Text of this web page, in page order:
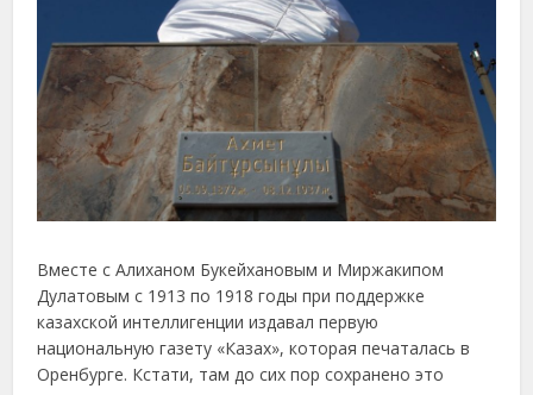
Вместе с Алиханом Букейхановым и Миржакипом
Дулатовым с 1913 по 1918 годы при поддержке
казахской интеллигенции издавал первую
национальную газету «Казах», которая печаталась в
Оренбурге. Кстати, там до сих пор сохранено это